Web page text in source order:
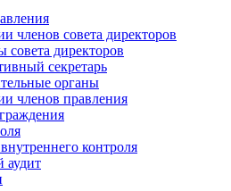
членов совета директоров
совета директоров
секретарь
органы
членов правления
контроля